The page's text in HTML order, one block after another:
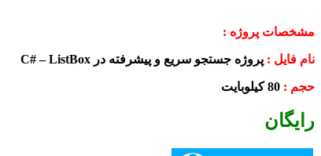
مشخصات پروژه :
نام فایل : پروژه جستجو سریع و پیشرفته در ListBox
–
C#
حجم : 80کیلوبایت
رایگان